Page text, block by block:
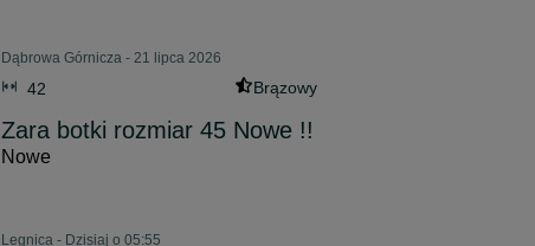
Dąbrowa Górnicza - 21 lipca 2026
42 Brązowy
Zara botki rozmiar 45 Nowe !!
Nowe
Legnica - Dzisiaj o 05:55